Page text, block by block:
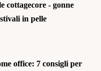
cottagecore - gonne
in pelle
office: 7 consigli per